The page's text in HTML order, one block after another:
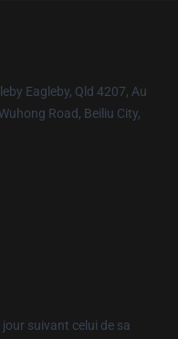
Eagleby, Qld 4207, Au
Road, Beiliu City,
suivant celui de sa